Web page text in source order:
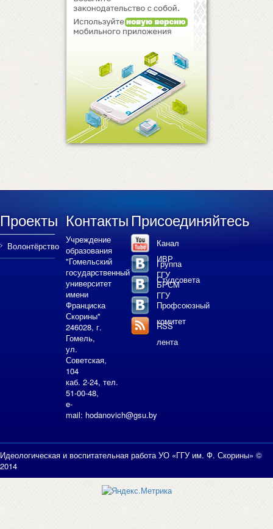
Проекты
Волонтёрство
Контакты
Учреждение
образования
"Гомельский
государственный
университет
имени
Франциска
Скорины"
246028, г.
Гомель,
ул.
Советская,
104
каб. 2-24, тел.
51-00-48,
e-
mail: hodanovich@gsu.by
Присоединяйтесь
Канал
ИВР
ГГУ
Группа
Студсовета
ГГУ
БРСМ
Профсоюзный
комитет
RSS
лента
Идеологическая и воспитательная работа УО «ГГУ им. Ф. Скорины» ©
2014